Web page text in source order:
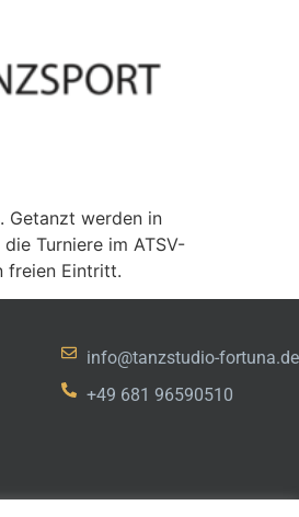
Getanzt werden in
Turniere im ATSV-
freien Eintritt.
info@tanzstudio-fortuna.de
+49 681 96590510